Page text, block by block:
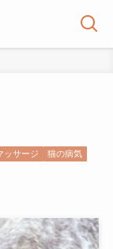
ッサージ
猫の病気